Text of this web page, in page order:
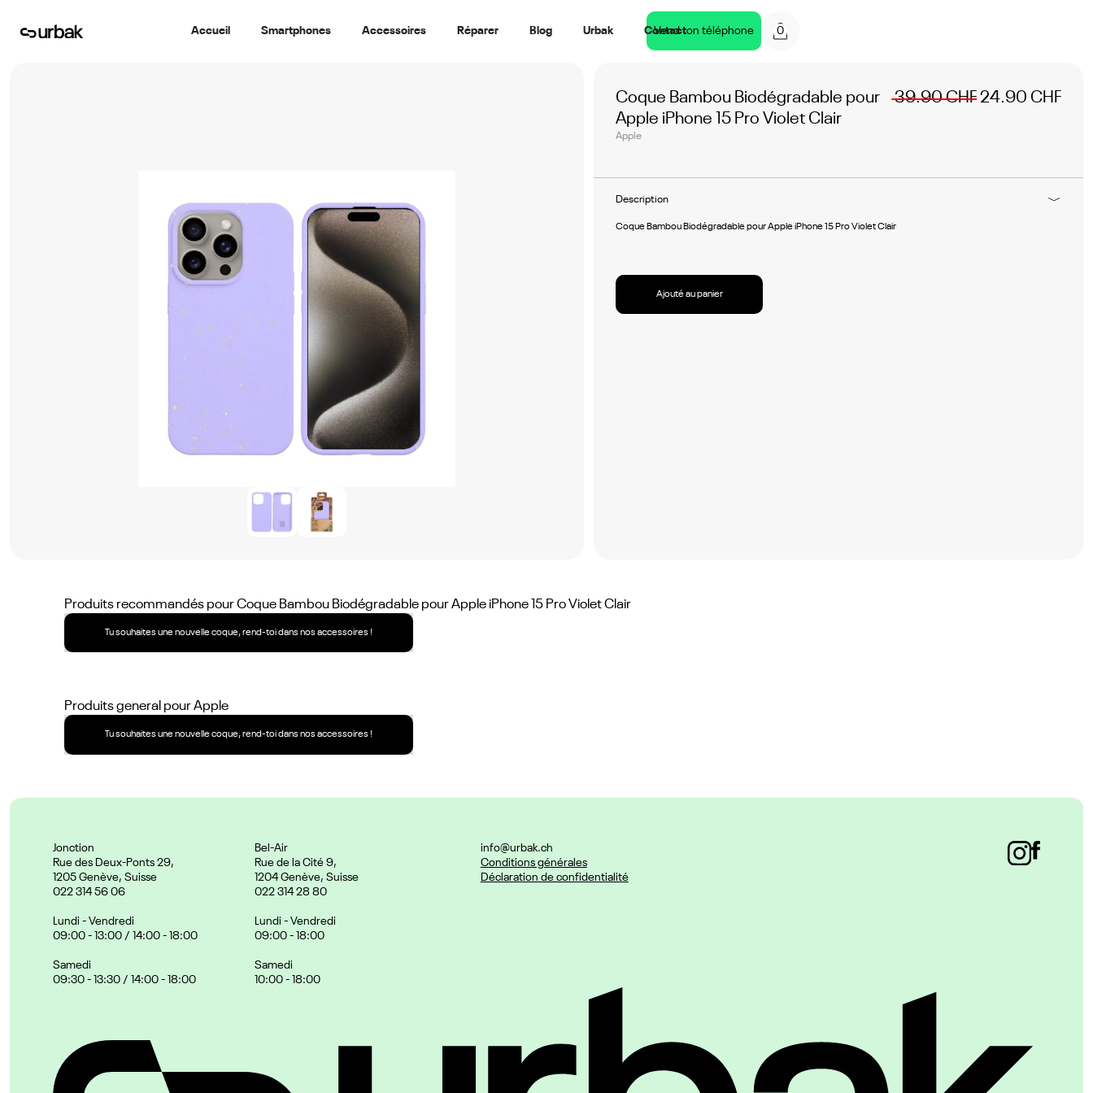
Accueil Smartphones Accessoires Réparer Blog Urbak Contact
Vend ton téléphone 0
Coque Bambou Biodégradable pour
Apple iPhone 15 Pro Violet Clair
Apple
39.90 CHF24.90 CHF
Description
Coque Bambou Biodégradable pour Apple iPhone 15 Pro Violet Clair
Ajouté au panier
Produits recommandés pourCoque Bambou Biodégradable pour Apple iPhone 15 Pro Violet Clair
Tu souhaites une nouvelle coque, rend-toi dans nos accessoires !
Produits general pourApple
Tu souhaites une nouvelle coque, rend-toi dans nos accessoires !
Jonction
Rue des Deux-Ponts 29,
1205 Genève, Suisse
022 314 56 06
Lundi - Vendredi
09:00 - 13:00 / 14:00 - 18:00
Samedi
09:30 - 13:30 / 14:00 - 18:00
Bel-Air
Rue de la Cité 9,
1204 Genève, Suisse
022 314 28 80
Lundi - Vendredi
09:00 - 18:00
Samedi
10:00 - 18:00
info@urbak.ch
Conditions générales
Déclaration de confidentialité